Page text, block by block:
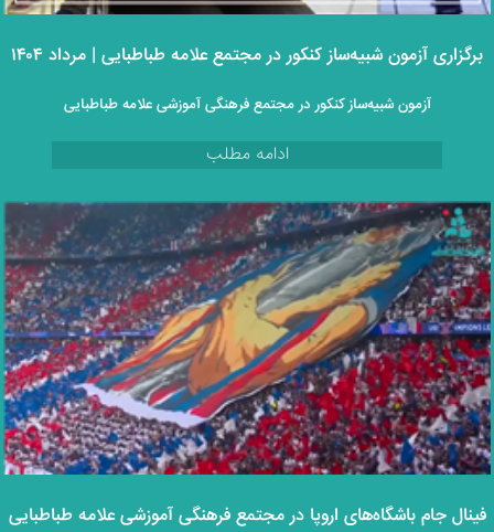
برگزاری آزمون شبیه‌ساز کنکور در مجتمع علامه طباطبایی | مرداد ۱۴۰۴
آزمون شبیه‌ساز کنکور در مجتمع فرهنگی آموزشی علامه طباطبایی
ادامه مطلب
فینال جام باشگاه‌های اروپا در مجتمع فرهنگی آموزشی علامه طباطبایی